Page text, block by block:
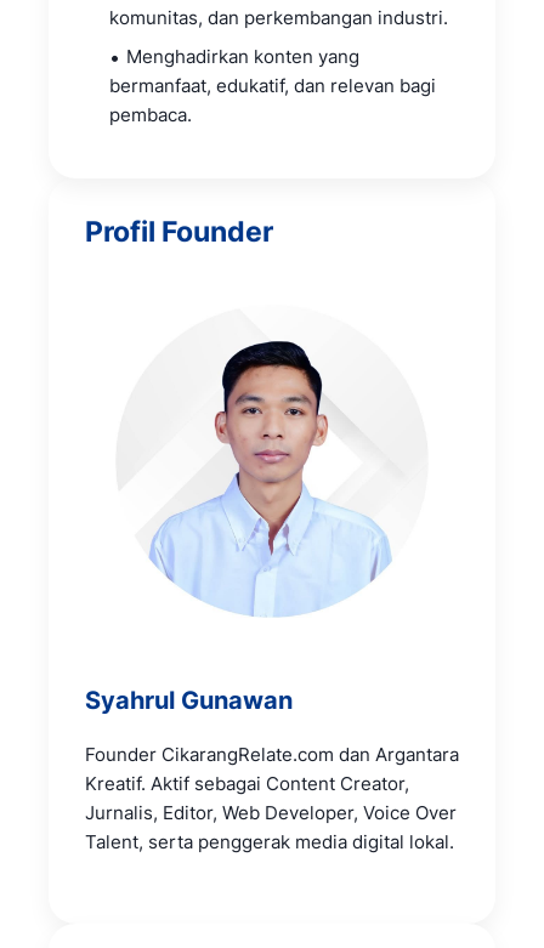
komunitas, dan perkembangan industri.
Menghadirkan konten yang
bermanfaat, edukatif, dan relevan bagi
pembaca.
Profil Founder
Syahrul Gunawan
Founder CikarangRelate.com dan Argantara
Kreatif. Aktif sebagai Content Creator,
Jurnalis, Editor, Web Developer, Voice Over
Talent, serta penggerak media digital lokal.